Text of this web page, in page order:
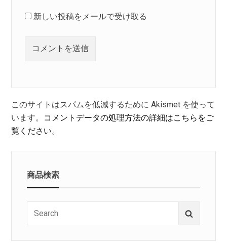
新しい投稿をメールで受け取る
このサイトはスパムを低減するために Akismet を使って
います。 コメントデータの処理方法の詳細はこちらをご
覧ください。
商品検索